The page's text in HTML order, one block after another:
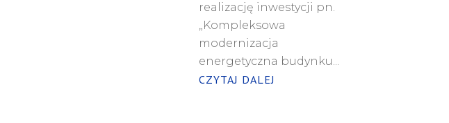
realizację inwestycji pn.
„Kompleksowa
modernizacja
energetyczna budynku...
CZYTAJ DALEJ